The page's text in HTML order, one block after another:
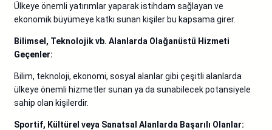
Ülkeye önemli yatırımlar yaparak istihdam sağlayan ve
ekonomik büyümeye katkı sunan kişiler bu kapsama girer.
Bilimsel, Teknolojik vb. Alanlarda Olağanüstü Hizmeti
Geçenler:
Bilim, teknoloji, ekonomi, sosyal alanlar gibi çeşitli alanlarda
ülkeye önemli hizmetler sunan ya da sunabilecek potansiyele
sahip olan kişilerdir.
Sportif, Kültürel veya Sanatsal Alanlarda Başarılı Olanlar: